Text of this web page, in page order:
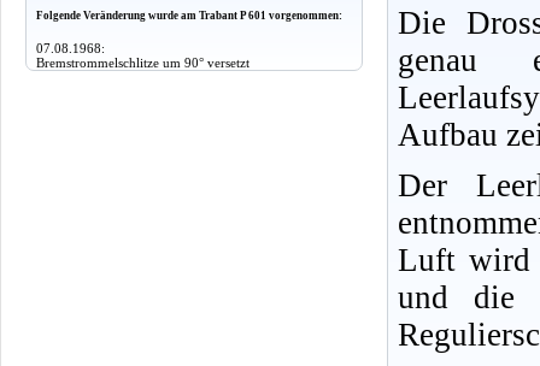
Folgende Veränderung wurde am Trabant P 601 vorgenommen:
07.08.1968:
Bremstrommelschlitze um 90° versetzt
Die
genau
Aufbau
Der
Luft wird
und die